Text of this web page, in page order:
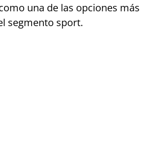
una de las opciones más
segmento sport.